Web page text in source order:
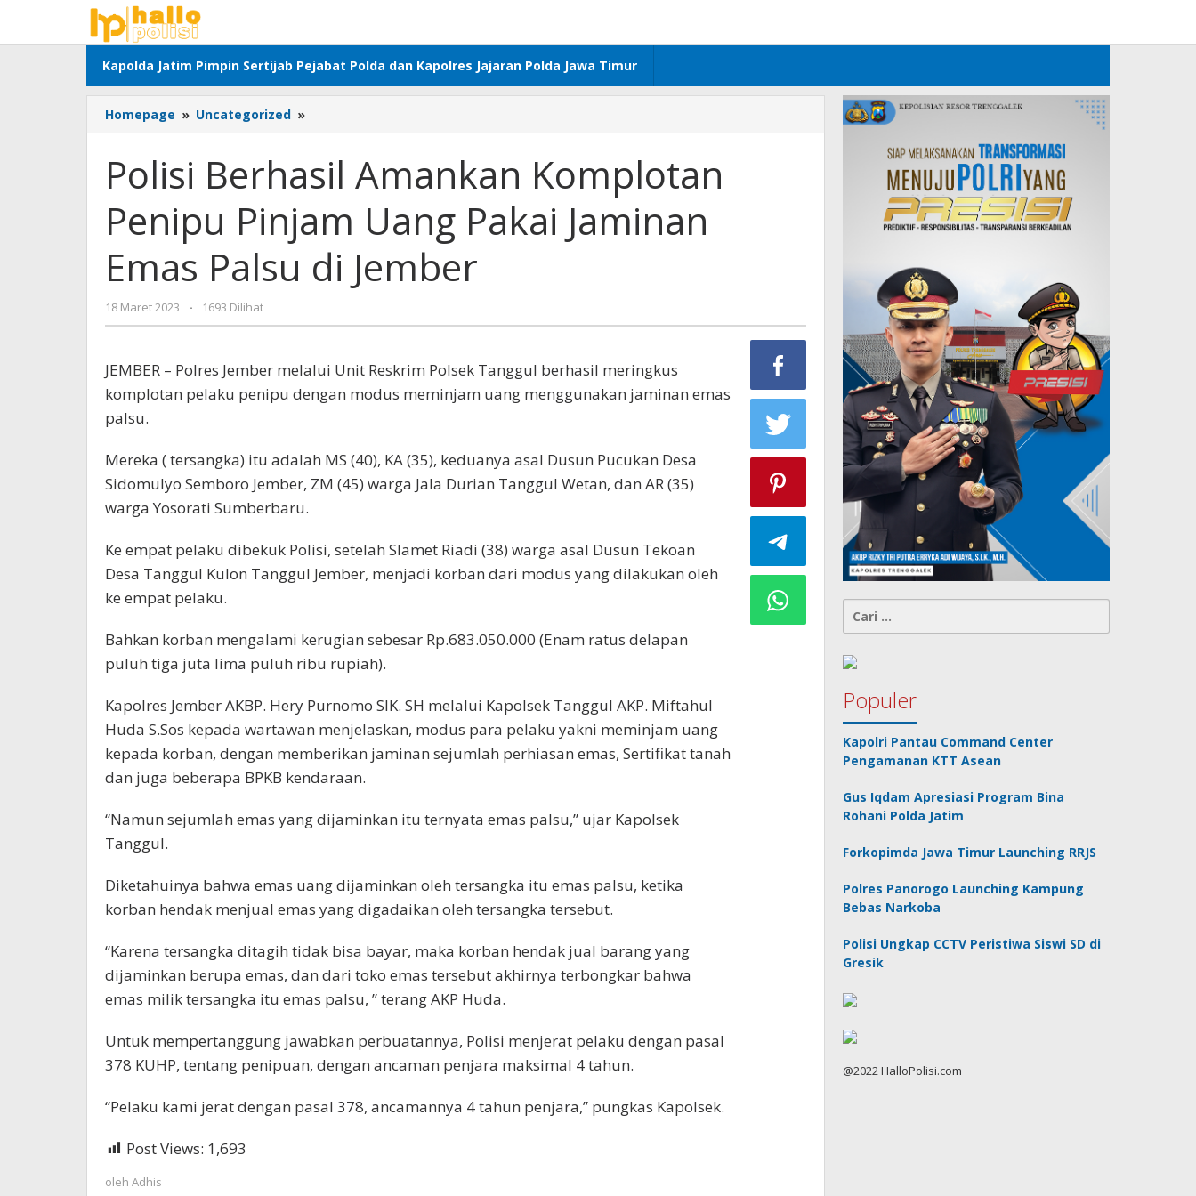
konten
Kapolda Jatim Pimpin Sertijab Pejabat Polda dan Kapolres Jajaran Polda Jawa Timur
Homepage » Uncategorized »
Berhasil
Komplotan
Penipu
Uang
Jaminan
Emas
Polisi Berhasil Amankan Komplotan
Penipu Pinjam Uang Pakai Jaminan
Emas Palsu di Jember
18 Maret 2023
oleh
Adhis
- 1693 Dilihat
JEMBER – Polres Jember melalui Unit Reskrim Polsek Tanggul berhasil meringkus
komplotan pelaku penipu dengan modus meminjam uang menggunakan jaminan emas
palsu.
Mereka ( tersangka) itu adalah MS (40), KA (35), keduanya asal Dusun Pucukan Desa
Sidomulyo Semboro Jember, ZM (45) warga Jala Durian Tanggul Wetan, dan AR (35)
warga Yosorati Sumberbaru.
Ke empat pelaku dibekuk Polisi, setelah Slamet Riadi (38) warga asal Dusun Tekoan
Desa Tanggul Kulon Tanggul Jember, menjadi korban dari modus yang dilakukan oleh
ke empat pelaku.
Bahkan korban mengalami kerugian sebesar Rp.683.050.000 (Enam ratus delapan
puluh tiga juta lima puluh ribu rupiah).
Kapolres Jember AKBP. Hery Purnomo SIK. SH melalui Kapolsek Tanggul AKP. Miftahul
Huda S.Sos kepada wartawan menjelaskan, modus para pelaku yakni meminjam uang
kepada korban, dengan memberikan jaminan sejumlah perhiasan emas, Sertifikat tanah
dan juga beberapa BPKB kendaraan.
“Namun sejumlah emas yang dijaminkan itu ternyata emas palsu,” ujar Kapolsek
Tanggul.
Diketahuinya bahwa emas uang dijaminkan oleh tersangka itu emas palsu, ketika
korban hendak menjual emas yang digadaikan oleh tersangka tersebut.
“Karena tersangka ditagih tidak bisa bayar, maka korban hendak jual barang yang
dijaminkan berupa emas, dan dari toko emas tersebut akhirnya terbongkar bahwa
emas milik tersangka itu emas palsu, ” terang AKP Huda.
Untuk mempertanggung jawabkan perbuatannya, Polisi menjerat pelaku dengan pasal
378 KUHP, tentang penipuan, dengan ancaman penjara maksimal 4 tahun.
“Pelaku kami jerat dengan pasal 378, ancamannya 4 tahun penjara,” pungkas Kapolsek.
Post Views: 1,693
oleh Adhis
untuk:
Populer
Kapolri Pantau Command Center
Pengamanan KTT Asean
Gus Iqdam Apresiasi Program Bina
Rohani Polda Jatim
Forkopimda Jawa Timur Launching RRJS
Polres Panorogo Launching Kampung
Bebas Narkoba
Polisi Ungkap CCTV Peristiwa Siswi SD di
Gresik
@2022 HalloPolisi.com